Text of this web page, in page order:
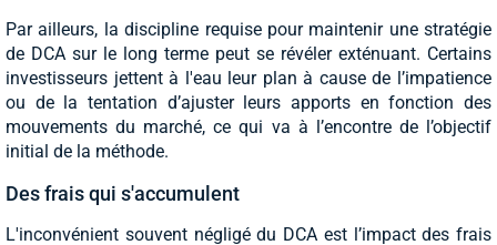
Par ailleurs, la discipline requise pour maintenir une stratégie
de DCA sur le long terme peut se révéler exténuant. Certains
investisseurs jettent à l'eau leur plan à cause de l’impatience
ou de la tentation d’ajuster leurs apports en fonction des
mouvements du marché, ce qui va à l’encontre de l’objectif
initial de la méthode.
Des frais qui s'accumulent
L'inconvénient souvent négligé du DCA est l’impact des frais